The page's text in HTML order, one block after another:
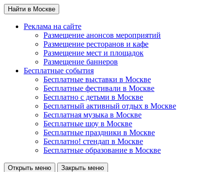
Найти в Москве
Реклама на сайте
Размещение анонсов мероприятий
Размещение ресторанов и кафе
Размещение мест и площадок
Размещение баннеров
Бесплатные события
Бесплатные выставки в Москве
Бесплатные фестивали в Москве
Бесплатно с детьми в Москве
Бесплатный активный отдых в Москве
Бесплатная музыка в Москве
Бесплатные шоу в Москве
Бесплатные праздники в Москве
Бесплатно! стендап в Москве
Бесплатные образование в Москве
Открыть меню Закрыть меню